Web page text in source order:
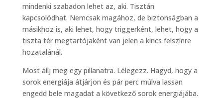
mindenki szabadon lehet az, aki. Tisztán
kapcsolódhat. Nemcsak magához, de biztonságban a
másikhoz is, aki lehet, hogy triggerként, lehet, hogy a
tiszta tér megtartójaként van jelen a kincs felszínre
hozatalánál.
Most állj meg egy pillanatra. Lélegezz. Hagyd, hogy a
sorok energiája átjárjon és pár perc múlva lassan
engedd bele magadat a következő sorok energiájába.